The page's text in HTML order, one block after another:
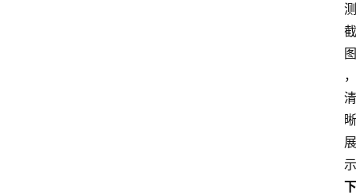
测
截
图
，
清
晰
展
示
下